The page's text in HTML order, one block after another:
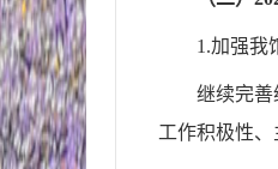
1 .加强我
继续完善
工作积极性、